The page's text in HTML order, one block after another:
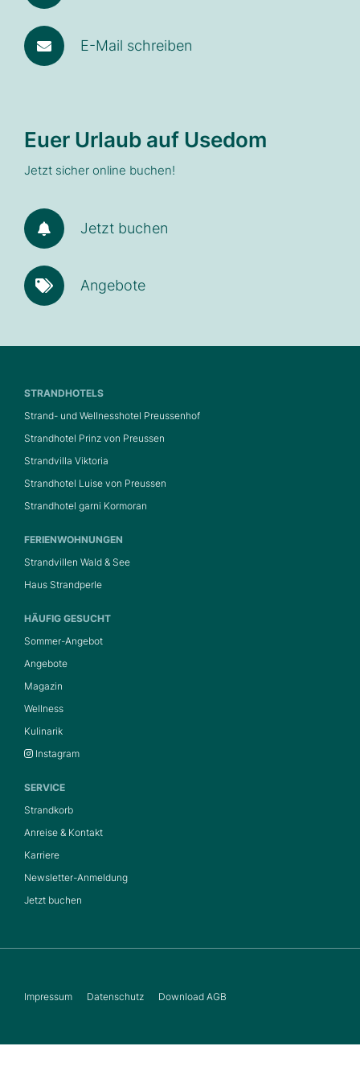
E-Mail schreiben
Euer Urlaub auf Usedom
Jetzt sicher online buchen!
Jetzt buchen
Angebote
STRANDHOTELS
Strand- und Wellnesshotel Preussenhof
Strandhotel Prinz von Preussen
Strandvilla Viktoria
Strandhotel Luise von Preussen
Strandhotel garni Kormoran
FERIENWOHNUNGEN
Strandvillen Wald & See
Haus Strandperle
HÄUFIG GESUCHT
Sommer-Angebot
Angebote
Magazin
Wellness
Kulinarik
Instagram
SERVICE
Strandkorb
Anreise & Kontakt
Karriere
Newsletter-Anmeldung
Jetzt buchen
Impressum Datenschutz Download AGB